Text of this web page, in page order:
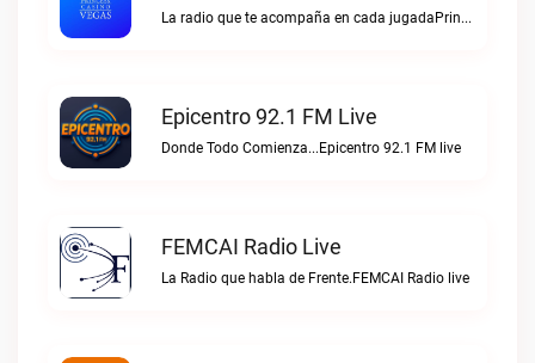
La radio que te acompaña en cada jugadaPrincess Vegas Radio live
Epicentro 92.1 FM Live
Donde Todo Comienza...Epicentro 92.1 FM live
FEMCAI Radio Live
La Radio que habla de Frente.FEMCAI Radio live